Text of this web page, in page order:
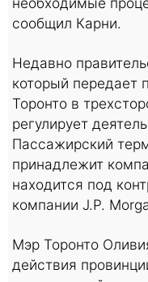
сообщил Карни.
Недавно
который передает
Торонто в
регулирует
Пассажирский
принадлежит
находится под
компании J.P.
Мэр Торонто
действия